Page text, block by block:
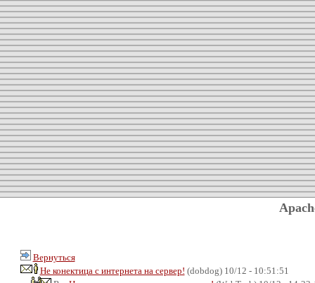
Вернуться
Не конектица с интернета на сервер! (dobdog) 10/12 - 10:51:51